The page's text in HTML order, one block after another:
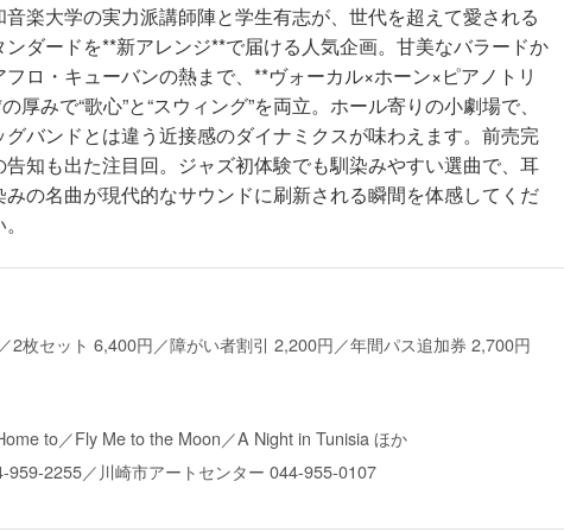
音楽大学の実力派講師陣と学生有志が、世代を超えて愛される
ンダードを**新アレンジ**で届ける人気企画。甘美なバラードか
フロ・キューバンの熱まで、**ヴォーカル×ホーン×ピアノトリ
厚みで“歌心”と“スウィング”を両立。ホール寄りの小劇場で、
グバンドとは違う近接感のダイナミクスが味わえます。前売完
告知も出た注目回。ジャズ初体験でも馴染みやすい選曲で、耳
みの名曲が現代的なサウンドに刷新される瞬間を体感してくだ
2枚セット 6,400円／障がい者割引 2,200円／年間パス追加券 2,700円
to／Fly Me to the Moon／A Night in Tunisia ほか
959-2255／川崎市アートセンター 044-955-0107